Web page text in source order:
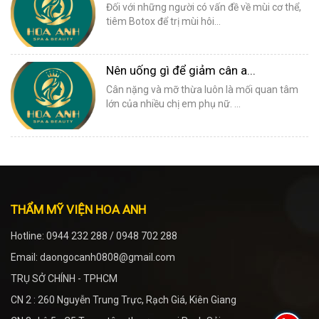
Đối với những người có vấn đề về mùi cơ thể,
tiêm Botox để trị mùi hôi...
Nên uống gì để giảm cân a...
Cân nặng và mỡ thừa luôn là mối quan tâm
lớn của nhiều chị em phụ nữ. ...
THẨM MỸ VIỆN HOA ANH
Hotline: 0944 232 288 / 0948 702 288
Email: daongocanh0808@gmail.com
TRỤ SỞ CHÍNH - TPHCM
CN 2 : 260 Nguyễn Trung Trực, Rạch Giá, Kiên Giang